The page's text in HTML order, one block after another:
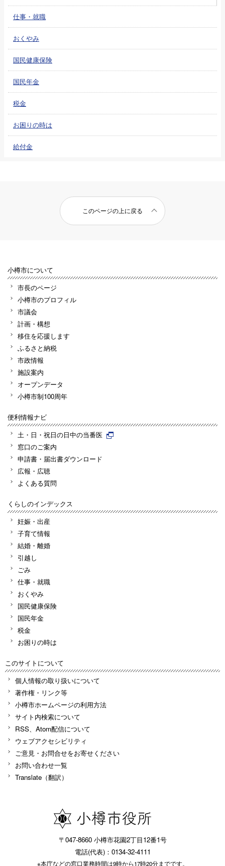
仕事・就職
おくやみ
国民健康保険
国民年金
税金
お困りの時は
給付金
このページの上に戻る
小樽市について
市長のページ
小樽市のプロフィル
市議会
計画・構想
移住を応援します
ふるさと納税
市政情報
施設案内
オープンデータ
小樽市制100周年
便利情報ナビ
土・日・祝日の日中の当番医
窓口のご案内
申請書・届出書ダウンロード
広報・広聴
よくある質問
くらしのインデックス
妊娠・出産
子育て情報
結婚・離婚
引越し
ごみ
仕事・就職
おくやみ
国民健康保険
国民年金
税金
お困りの時は
このサイトについて
個人情報の取り扱いについて
著作権・リンク等
小樽市ホームページの利用方法
サイト内検索について
RSS、Atom配信について
ウェブアクセシビリティ
ご意見・お問合せをお寄せください
お問い合わせ一覧
Translate（翻訳）
〒047-8660 小樽市花園2丁目12番1号
電話(代表)：0134-32-4111
※本庁などの窓口業務時間は9時から17時20分までです。